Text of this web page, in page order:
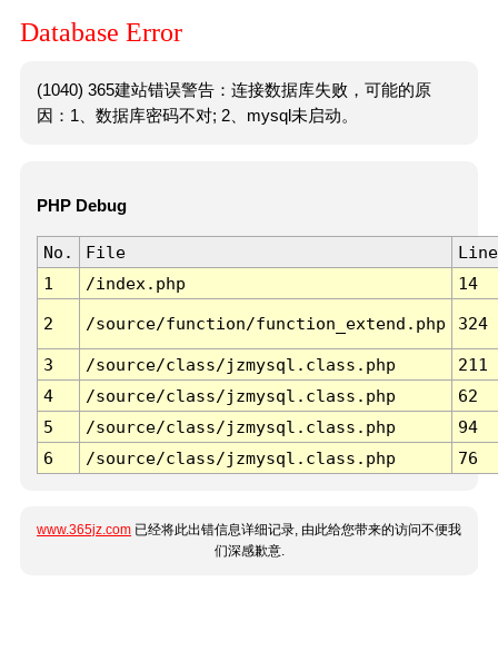
Database Error
(1040) 365建站错误警告：连接数据库失败，可能的原
因：1、数据库密码不对; 2、mysql未启动。
PHP Debug
No. File
Line
1
/index.php 14
2 /source/function/function_extend.php 324
3 /source/class/jzmysql.class.php
211
4
/source/class/jzmysql.class.php
62
5
/source/class/jzmysql.class.php
94
6
/source/class/jzmysql.class.php 76
www.365jz.com 已经将此出错信息详细记录, 由此给您带来的访问不便我
们深感歉意.